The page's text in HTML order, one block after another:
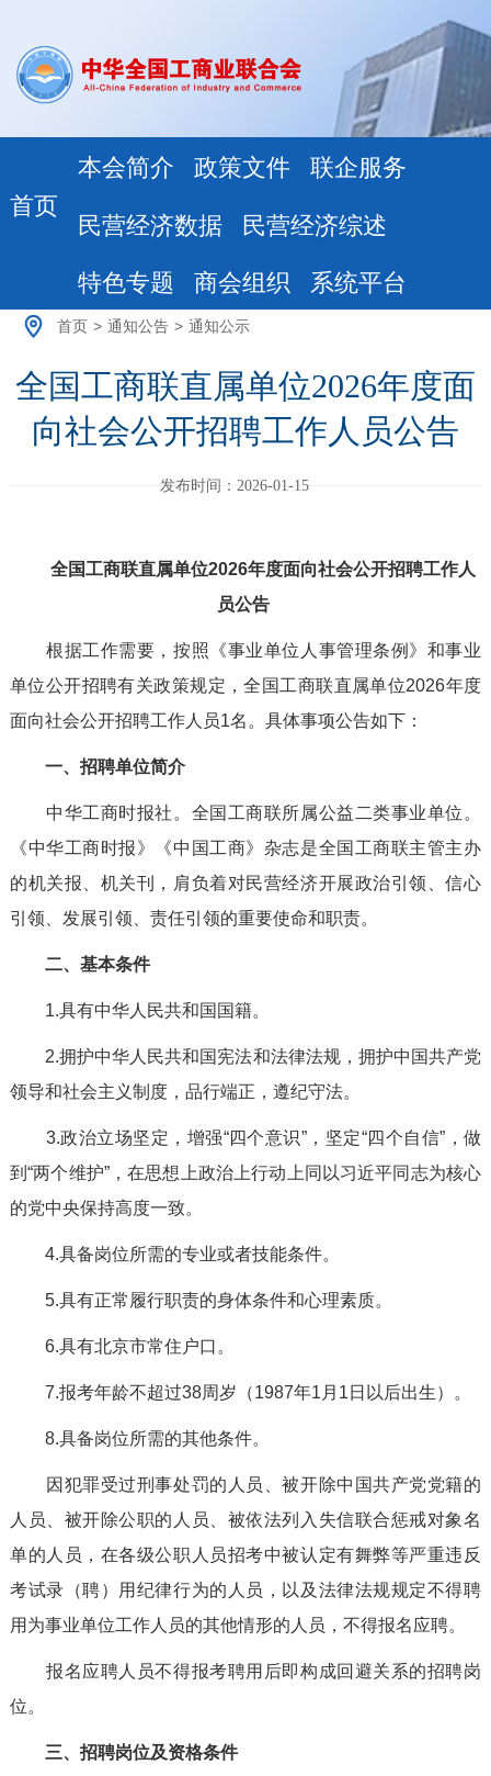
首页
本会简介 政策文件 联企服务
民营经济数据 民营经济综述
特色专题 商会组织 系统平台
首页 > 通知公告 > 通知公示
全国工商联直属单位2026年度面
向社会公开招聘工作人员公告
发布时间：2026-01-15
全国工商联直属单位2026年度面向社会公开招聘工作人
员公告
根据工作需要，按照《事业单位人事管理条例》和事业
单位公开招聘有关政策规定，全国工商联直属单位2026年度
面向社会公开招聘工作人员1名。具体事项公告如下：
一、招聘单位简介
中华工商时报社。全国工商联所属公益二类事业单位。
《中华工商时报》《中国工商》杂志是全国工商联主管主办
的机关报、机关刊，肩负着对民营经济开展政治引领、信心
引领、发展引领、责任引领的重要使命和职责。
二、基本条件
1.具有中华人民共和国国籍。
2.拥护中华人民共和国宪法和法律法规，拥护中国共产党
领导和社会主义制度，品行端正，遵纪守法。
3.政治立场坚定，增强“四个意识”，坚定“四个自信”，做
到“两个维护”，在思想上政治上行动上同以习近平同志为核心
的党中央保持高度一致。
4.具备岗位所需的专业或者技能条件。
5.具有正常履行职责的身体条件和心理素质。
6.具有北京市常住户口。
7.报考年龄不超过38周岁（1987年1月1日以后出生）。
8.具备岗位所需的其他条件。
因犯罪受过刑事处罚的人员、被开除中国共产党党籍的
人员、被开除公职的人员、被依法列入失信联合惩戒对象名
单的人员，在各级公职人员招考中被认定有舞弊等严重违反
考试录（聘）用纪律行为的人员，以及法律法规规定不得聘
用为事业单位工作人员的其他情形的人员，不得报名应聘。
报名应聘人员不得报考聘用后即构成回避关系的招聘岗
位。
三、招聘岗位及资格条件